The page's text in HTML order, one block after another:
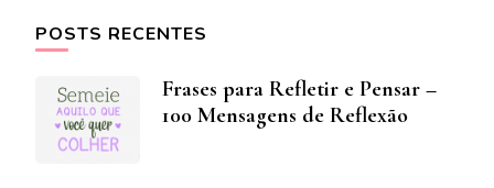
POSTS RECENTES
Frases para Refletir e Pensar –
100 Mensagens de Reflexão